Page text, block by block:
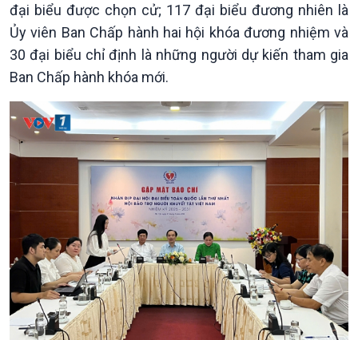
Chính trị
Tin Chính trị
Chính phủ với người dân
Quốc hội với cử tri
Xây dựng đảng
Đảng trong cuộc sống
Nhận diện sự thật
Pháp luật và đời sống
Tin thế giới
Vấn đề quốc tế
Hồ sơ sự kiện quốc tế
Thế giới & Việt Nam
Biên cương - Một dải vững
bền
đại biểu được chọn cử; 117 đại biểu đương nhiên là
Ủy viên Ban Chấp hành hai hội khóa đương nhiệm và
30 đại biểu chỉ định là những người dự kiến tham gia
Ban Chấp hành khóa mới.